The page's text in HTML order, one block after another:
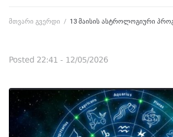
მთვარი გვერდი / 13 მაისის ასტროლოგიური
Posted 22:41 - 12/05/2026